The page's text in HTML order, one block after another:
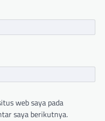
web saya pada
saya berikutnya.